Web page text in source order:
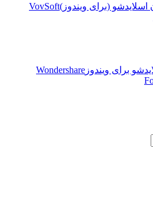
(برای ویندوز)VovSoft
برای ویندوز Wondershare